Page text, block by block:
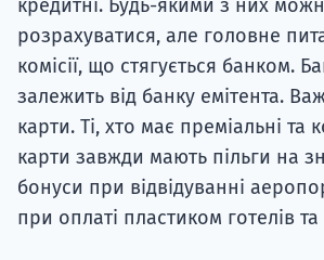
кредитні. Будь-якими з них
розрахуватися, але головне
комісії, що стягується банком.
залежить від банку емітента.
карти. Ті, хто має преміальні та
карти завжди мають пільги на
бонуси при відвідуванні
при оплаті пластиком готелів